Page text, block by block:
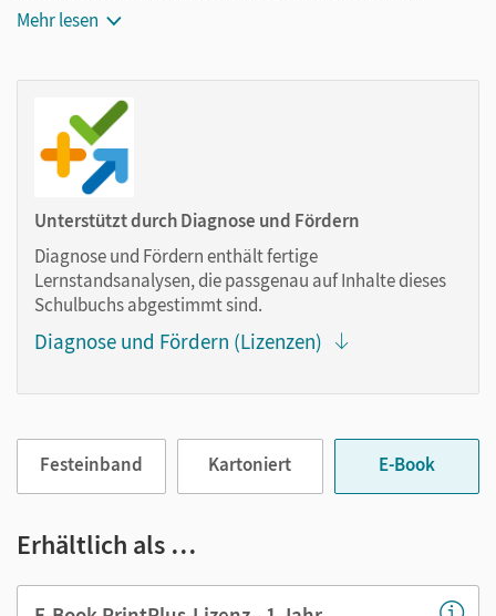
Rucksäcke und ist jederzeit unkompliziert verfügbar.
Notizen erstellen
Markierungen setzen
Text ergänzen
im Text suchen
zoomen
Die Medien sind wichtige Bestandteile dieses E-Books. Sie
sind seitengenau platziert, damit Sie und Ihre Schüler/-innen
gestalten Sie das Lehren und Lernen zeitsparend und
Medien in diesem E-Book:
Audios und Videos zum Schulbuch
Mehr lesen
Unterstützt durch Diagnose und Fördern
Diagnose und Fördern enthält fertige
Lernstandsanalysen, die passgenau auf Inhalte dieses
Schulbuchs abgestimmt sind.
Diagnose und Fördern (Lizenzen)
Festeinband Kartoniert E-Book
Erhältlich als …